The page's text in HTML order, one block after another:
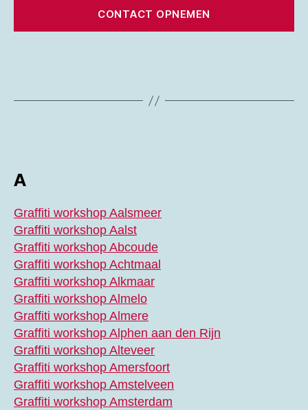
CONTACT OPNEMEN
A
Graffiti workshop Aalsmeer
Graffiti workshop Aalst
Graffiti workshop Abcoude
Graffiti workshop Achtmaal
Graffiti workshop Alkmaar
Graffiti workshop Almelo
Graffiti workshop Almere
Graffiti workshop Alphen aan den Rijn
Graffiti workshop Alteveer
Graffiti workshop Amersfoort
Graffiti workshop Amstelveen
Graffiti workshop Amsterdam